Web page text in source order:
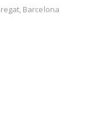
Barcelona